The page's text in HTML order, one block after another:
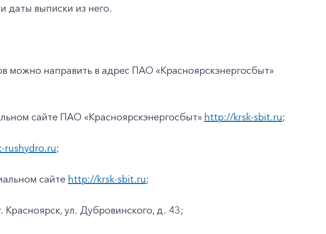
даты выписки из него.
можно направить в адрес ПАО «Красноярскэнергосбыт»
сайте ПАО «Красноярскэнергосбыт» http://krsk-sbit.ru;
rushydro.ru;
сайте http://krsk-sbit.ru;
Красноярск, ул. Дубровинского, д. 43;